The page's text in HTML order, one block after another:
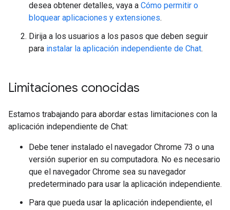
desea obtener detalles, vaya a Cómo permitir o
bloquear aplicaciones y extensiones.
Dirija a los usuarios a los pasos que deben seguir
para instalar la aplicación independiente de Chat.
Limitaciones conocidas
Estamos trabajando para abordar estas limitaciones con la
aplicación independiente de Chat:
Debe tener instalado el navegador Chrome 73 o una
versión superior en su computadora. No es necesario
que el navegador Chrome sea su navegador
predeterminado para usar la aplicación independiente.
Para que pueda usar la aplicación independiente, el